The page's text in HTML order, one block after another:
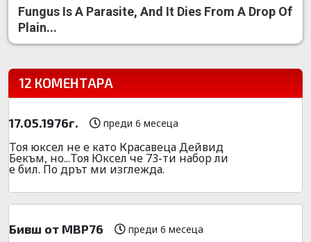
Fungus Is A Parasite, And It Dies From A Drop Of
Plain...
12 КОМЕНТАРА
17.05.1976г. преди 6 месеца
Тоя юксел не е като Красавеца Дейвид
Бекъм, но...Тоя Юксел че 73-ти набор ли
е бил. По дрът ми изглежда.
Бивш от МВР76 преди 6 месеца